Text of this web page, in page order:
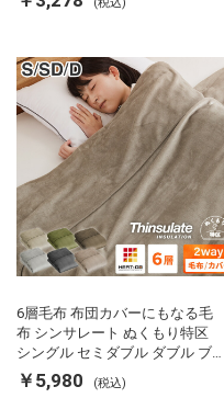
エコ電気あんか EWT-2143 スリ
6層毛布 布団カバーにもなる毛
布 シンサレート ぬくもり特区
シングル セミダブル ダブル ブ
ランケット 掛け布団カバー フラ
ンネル 保温 蓄熱 吸湿 発熱 断熱
￥5,980 (税込)